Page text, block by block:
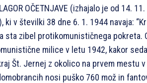
OČETNJAVE (izhajalo je od 14. 11.
ki v številki 38 dne 6. 1. 1944 navaja:
sta zibel protikomunističnega pokreta.
milice v letu 1942, kakor
Št. Jernej z okolico na prvem mestu v
nosi puško 760 mož in